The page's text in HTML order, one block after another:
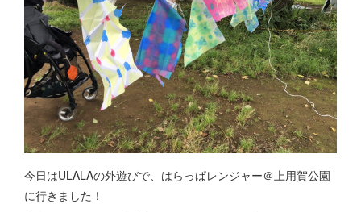
今日はULALAの外遊びで、はらっぱレンジャー＠上用賀公園
に行きました！